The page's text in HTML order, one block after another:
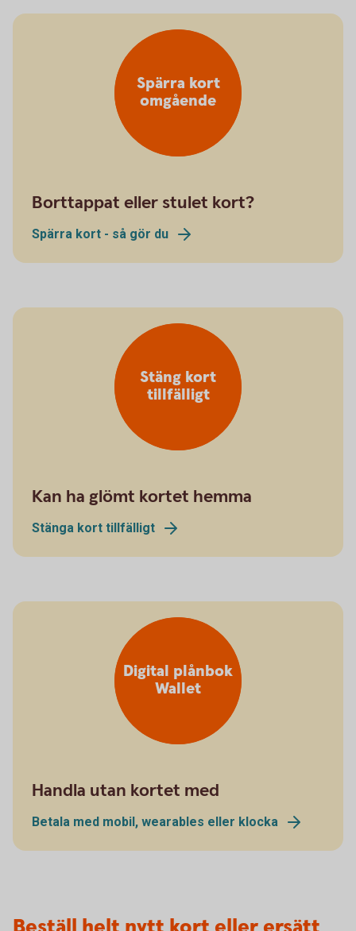
Spärra kort
omgående
Borttappat eller stulet kort?
Spärra kort - så gör du
Stäng kort
tillfälligt
Kan ha glömt kortet hemma
Stänga kort tillfälligt
Digital plånbok
Wallet
Handla utan kortet med
Betala med mobil, wearables eller klocka